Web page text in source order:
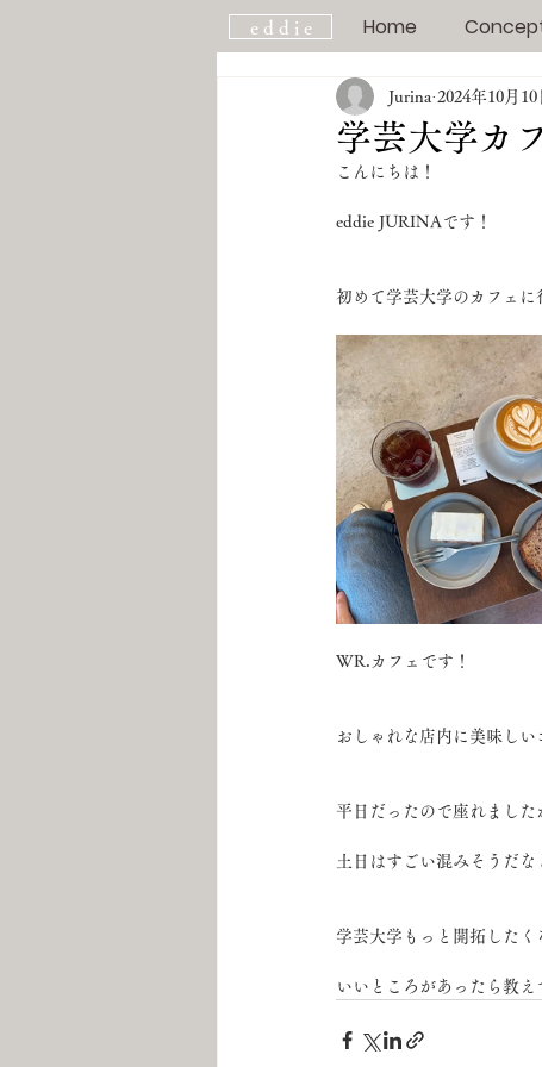
e d d i e Home
学芸大学カ
Jurina 2024年10月10
こんにちは！
eddie JURINAです！
初めて学芸大学のカフェに
WR.カフェです！
おしゃれな店内に美味し
平日だったので座れました
土日はすごい混みそうだな
学芸大学もっと開拓したく
いいところがあったら教え